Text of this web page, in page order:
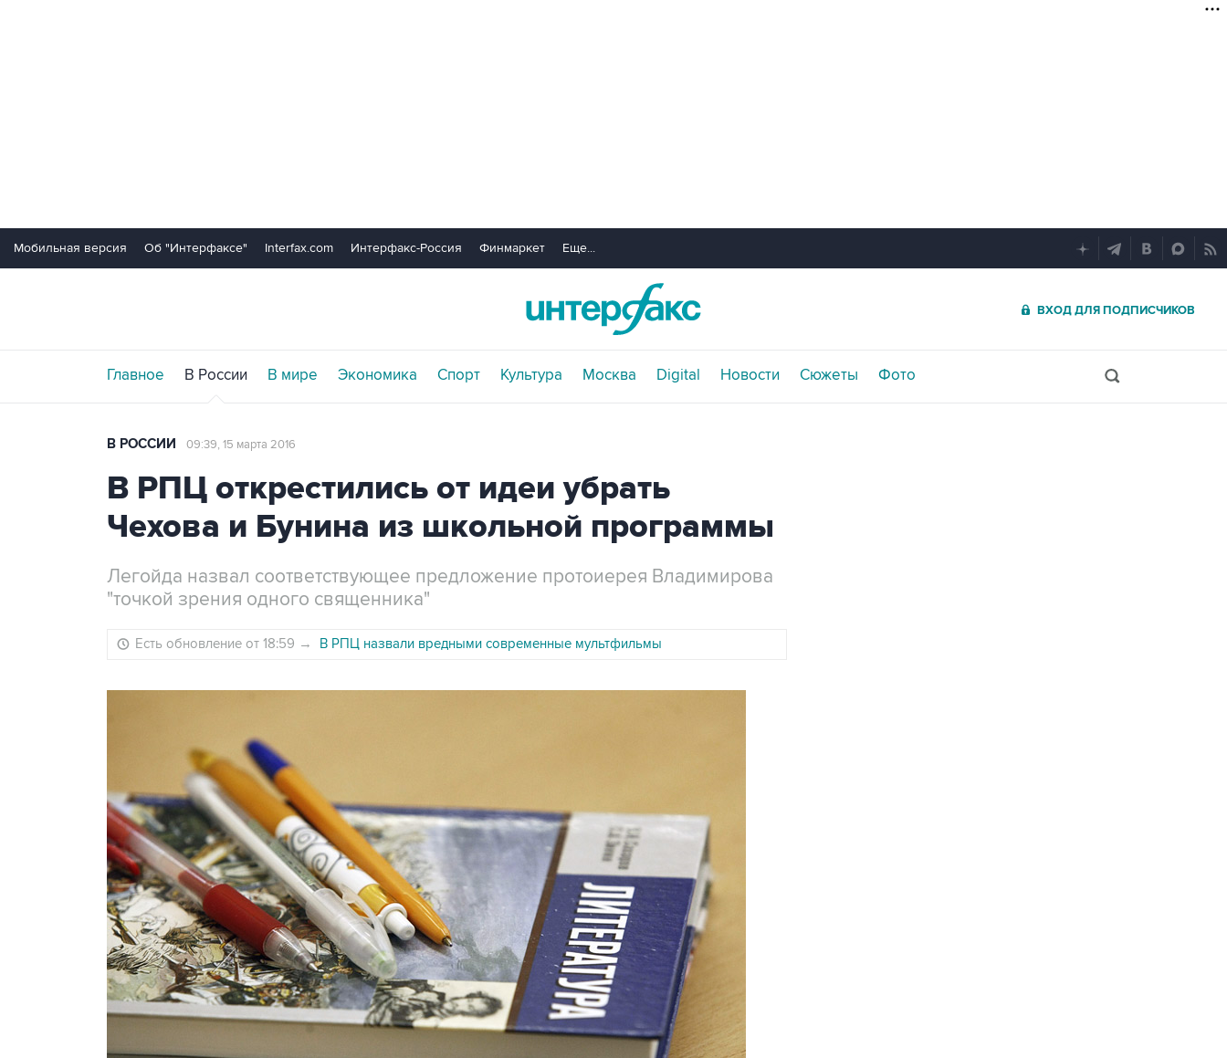
Мобильная версия Об "Интерфаксе" Interfax.com Интерфакс-Россия Финмаркет Еще...
ВХОД ДЛЯ ПОДПИСЧИКОВ
Главное В России В мире Экономика Спорт Культура Москва Digital Новости Сюжеты Фото
В РОССИИ 09:39, 15 марта 2016
В РПЦ открестились от идеи убрать
Чехова и Бунина из школьной программы
Легойда назвал соответствующее предложение протоиерея Владимирова
"точкой зрения одного священника"
Есть обновление от 18:59 → В РПЦ назвали вредными современные мультфильмы